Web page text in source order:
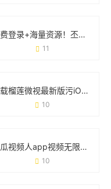
免费登录+海量资源！丕丕漫画网站登录页面免费体验全攻略
11
下载榴莲微视最新版污iOS：用户需求与使用场景全解读
10
丝瓜视频人app视频无限看ios福利版：如何用一款工具满足追剧需求？
10